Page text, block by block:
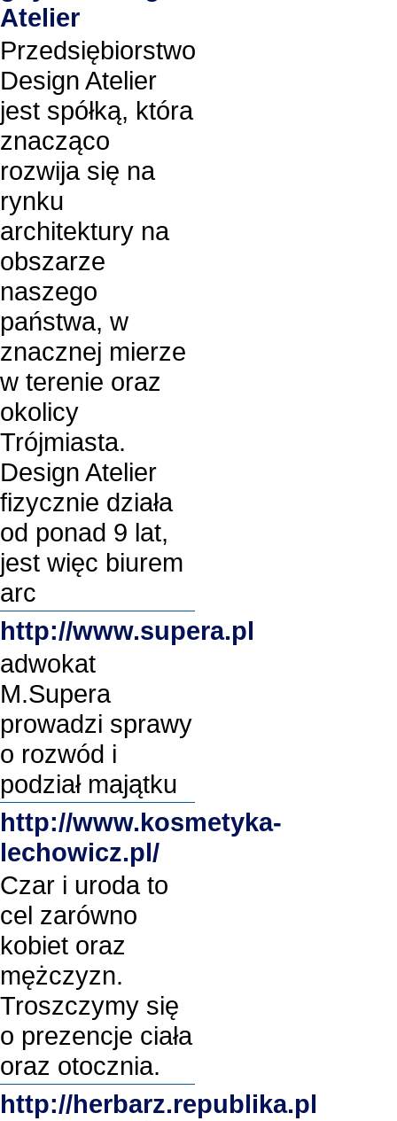
Atelier
Przedsiębiorstwo
Design Atelier
jest spółką, która
znacząco
rozwija się na
rynku
architektury na
obszarze
naszego
państwa, w
znacznej mierze
w terenie oraz
okolicy
Trójmiasta.
Design Atelier
fizycznie działa
od ponad 9 lat,
jest więc biurem
arc
http://www.supera.pl
adwokat
M.Supera
prowadzi sprawy
o rozwód i
podział majątku
http://www.kosmetyka-
lechowicz.pl/
Czar i uroda to
cel zarówno
kobiet oraz
mężczyzn.
Troszczymy się
o prezencje ciała
oraz otocznia.
http://herbarz.republika.pl